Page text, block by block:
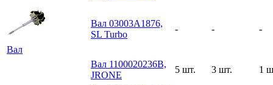
Вал
Вал 03003A1876,
SL Turbo
- - -
Вал 1100020236B,
JRONE
5 шт. 3 шт. 1